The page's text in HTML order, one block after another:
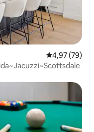
4,97 de uma
4,97 (79)